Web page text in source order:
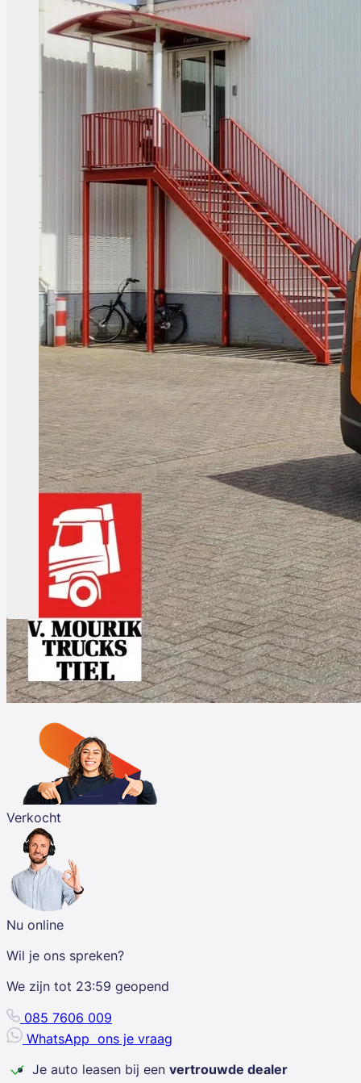
Verkocht
Nu online
Wil je ons spreken?
We zijn tot 23:59 geopend
085 7606 009
WhatsApp ons je vraag
Je auto leasen bij een vertrouwde dealer